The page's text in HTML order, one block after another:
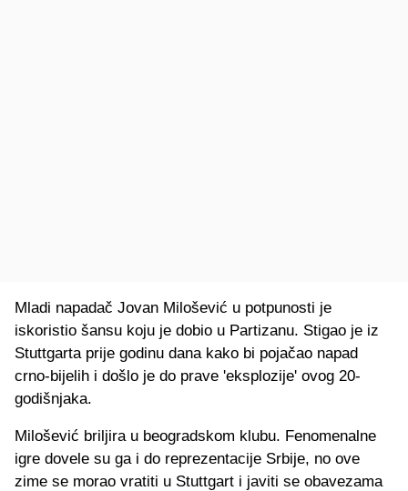
Mladi napadač Jovan Milošević u potpunosti je
iskoristio šansu koju je dobio u Partizanu. Stigao je iz
Stuttgarta prije godinu dana kako bi pojačao napad
crno-bijelih i došlo je do prave 'eksplozije' ovog 20-
godišnjaka.
Milošević briljira u beogradskom klubu. Fenomenalne
igre dovele su ga i do reprezentacije Srbije, no ove
zime se morao vratiti u Stuttgart i javiti se obavezama